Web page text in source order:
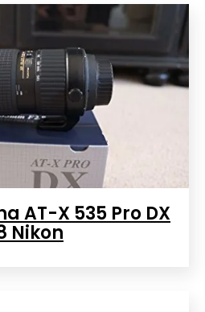
AT-X 535 Pro DX
Nikon